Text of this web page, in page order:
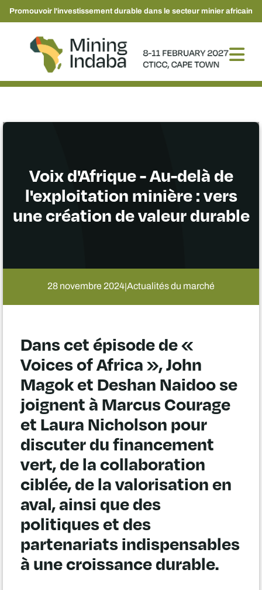
Promouvoir l'investissement durable dans le secteur minier africain
Voix d'Afrique - Au-delà de
l'exploitation minière : vers
une création de valeur durable
28 novembre 2024|Actualités du marché
Dans cet épisode de «
Voices of Africa », John
Magok et Deshan Naidoo se
joignent à Marcus Courage
et Laura Nicholson pour
discuter du financement
vert, de la collaboration
ciblée, de la valorisation en
aval, ainsi que des
politiques et des
partenariats indispensables
à une croissance durable.